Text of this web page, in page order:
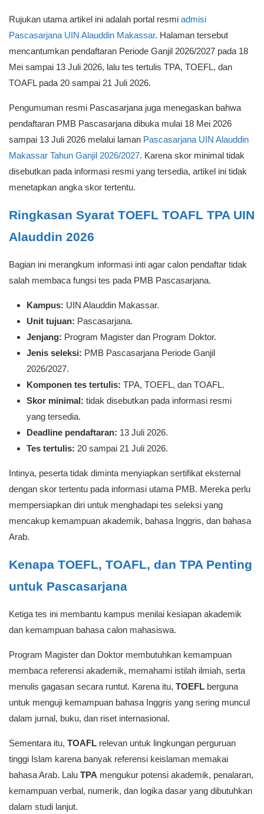
Rujukan utama artikel ini adalah portal resmi admisi
Pascasarjana UIN Alauddin Makassar. Halaman tersebut
mencantumkan pendaftaran Periode Ganjil 2026/2027 pada 18
Mei sampai 13 Juli 2026, lalu tes tertulis TPA, TOEFL, dan
TOAFL pada 20 sampai 21 Juli 2026.
Pengumuman resmi Pascasarjana juga menegaskan bahwa
pendaftaran PMB Pascasarjana dibuka mulai 18 Mei 2026
sampai 13 Juli 2026 melalui laman Pascasarjana UIN Alauddin
Makassar Tahun Ganjil 2026/2027. Karena skor minimal tidak
disebutkan pada informasi resmi yang tersedia, artikel ini tidak
menetapkan angka skor tertentu.
Ringkasan Syarat TOEFL TOAFL TPA UIN
Alauddin 2026
Bagian ini merangkum informasi inti agar calon pendaftar tidak
salah membaca fungsi tes pada PMB Pascasarjana.
Kampus: UIN Alauddin Makassar.
Unit tujuan: Pascasarjana.
Jenjang: Program Magister dan Program Doktor.
Jenis seleksi: PMB Pascasarjana Periode Ganjil
2026/2027.
Komponen tes tertulis: TPA, TOEFL, dan TOAFL.
Skor minimal: tidak disebutkan pada informasi resmi
yang tersedia.
Deadline pendaftaran: 13 Juli 2026.
Tes tertulis: 20 sampai 21 Juli 2026.
Intinya, peserta tidak diminta menyiapkan sertifikat eksternal
dengan skor tertentu pada informasi utama PMB. Mereka perlu
mempersiapkan diri untuk menghadapi tes seleksi yang
mencakup kemampuan akademik, bahasa Inggris, dan bahasa
Arab.
Kenapa TOEFL, TOAFL, dan TPA Penting
untuk Pascasarjana
Ketiga tes ini membantu kampus menilai kesiapan akademik
dan kemampuan bahasa calon mahasiswa.
Program Magister dan Doktor membutuhkan kemampuan
membaca referensi akademik, memahami istilah ilmiah, serta
menulis gagasan secara runtut. Karena itu, TOEFL berguna
untuk menguji kemampuan bahasa Inggris yang sering muncul
dalam jurnal, buku, dan riset internasional.
Sementara itu, TOAFL relevan untuk lingkungan perguruan
tinggi Islam karena banyak referensi keislaman memakai
bahasa Arab. Lalu TPA mengukur potensi akademik, penalaran,
kemampuan verbal, numerik, dan logika dasar yang dibutuhkan
dalam studi lanjut.